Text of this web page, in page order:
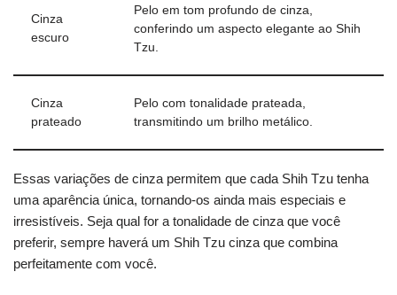
Cinza
escuro
Pelo em tom profundo de cinza,
conferindo um aspecto elegante ao Shih
Tzu.
Cinza
prateado
Pelo com tonalidade prateada,
transmitindo um brilho metálico.
Essas variações de cinza permitem que cada Shih Tzu tenha
uma aparência única, tornando-os ainda mais especiais e
irresistíveis. Seja qual for a tonalidade de cinza que você
preferir, sempre haverá um Shih Tzu cinza que combina
perfeitamente com você.